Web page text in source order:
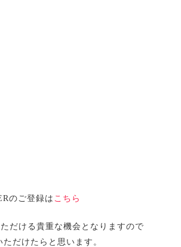
のご登録は こちら
だける貴重な機会となりますので
だけたらと思います。